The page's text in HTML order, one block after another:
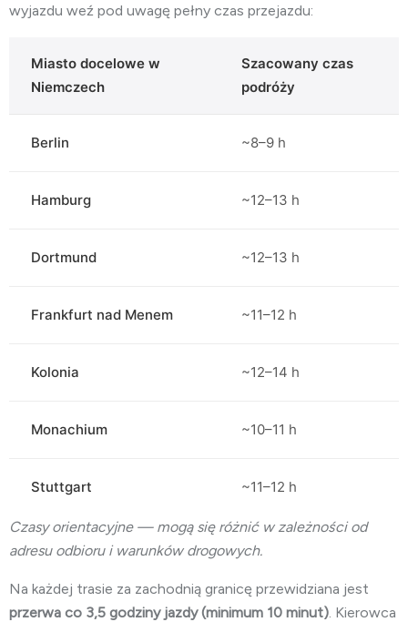
wyjazdu weź pod uwagę pełny czas przejazdu:
Miasto docelowe w
Niemczech
Szacowany czas
podróży
Berlin ~8–9 h
Hamburg ~12–13 h
Dortmund ~12–13 h
Frankfurt nad Menem ~11–12 h
Kolonia ~12–14 h
Monachium ~10–11 h
Stuttgart ~11–12 h
Czasy orientacyjne — mogą się różnić w zależności od
adresu odbioru i warunków drogowych.
Na każdej trasie za zachodnią granicę przewidziana jest
przerwa co 3,5 godziny jazdy (minimum 10 minut) . Kierowca